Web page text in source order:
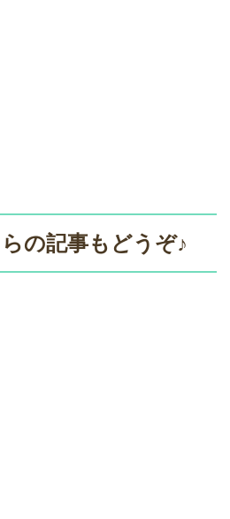
の記事もどうぞ♪